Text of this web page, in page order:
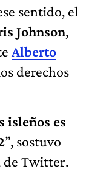
sentido, el
Johnson,
Alberto
derechos
isleños es
”, sostuvo
de Twitter.